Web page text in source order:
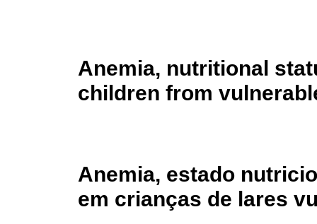
Anemia, nutritional
children from
Anemia, estado
em crianças de lares